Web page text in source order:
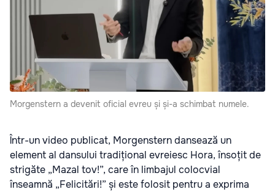
Morgenstern a devenit oficial evreu și și-a schimbat numele.
Într-un video publicat, Morgenstern dansează un
element al dansului tradițional evreiesc Hora, însoțit de
strigăte „Mazal tov!”, care în limbajul colocvial
înseamnă „Felicitări!” și este folosit pentru a exprima